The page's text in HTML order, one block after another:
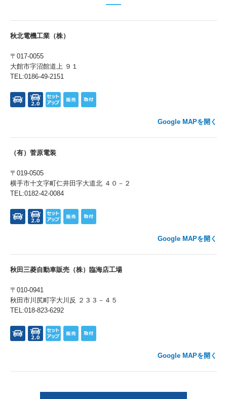
秋北電機工業（株）
〒017-0055
大館市字沼館道上 ９１
TEL:0186-49-2151
Google MAPを開く
（有）菅原電装
〒019-0505
横手市十文字町仁井田字大道北 ４０－２
TEL:0182-42-0084
Google MAPを開く
秋田三菱自動車販売（株）臨海店工場
〒010-0941
秋田市川尻町字大川反 ２３３－４５
TEL:018-823-6292
Google MAPを開く